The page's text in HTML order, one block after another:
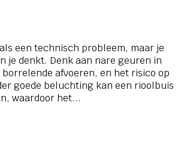
een technisch probleem, maar je
je denkt. Denk aan nare geuren in
afvoeren, en het risico op
goede beluchting kan een rioolbuis
waardoor het...